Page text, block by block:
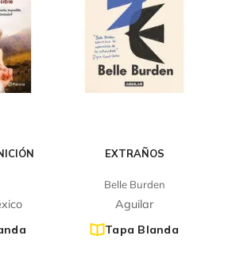
EXTRAÑOS
Belle Burden
Aguilar
Tapa Blanda